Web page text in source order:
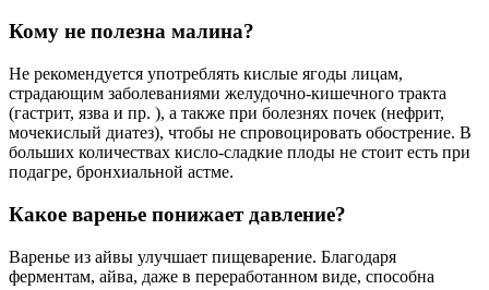
Кому не полезна малина?
Не рекомендуется употреблять кислые ягоды лицам,
страдающим заболеваниями желудочно-кишечного тракта
(гастрит, язва и пр. ), а также при болезнях почек (нефрит,
мочекислый диатез), чтобы не спровоцировать обострение. В
больших количествах кисло-сладкие плоды не стоит есть при
подагре, бронхиальной астме.
Какое варенье понижает давление?
Варенье из айвы улучшает пищеварение. Благодаря
ферментам, айва, даже в переработанном виде, способна